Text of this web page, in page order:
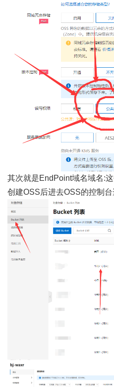
其次就是EndPoint域名域名:
创建OSS后进去OSS的控制